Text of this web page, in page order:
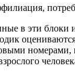
в эти блоки